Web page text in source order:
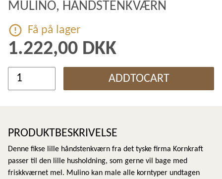
MULINO, HÅNDSTENKVÆRN
Få på lager
1.222,00 DKK
ADDTOCART
PRODUKTBESKRIVELSE
Denne fikse lille håndstenkværn fra det tyske firma Kornkraft
passer til den lille husholdning, som gerne vil bage med
friskkværnet mel. Mulino kan male alle korntyper undtagen